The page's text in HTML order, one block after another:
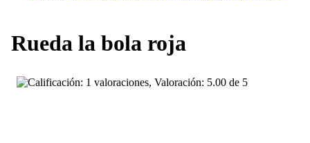
Rueda la bola roja